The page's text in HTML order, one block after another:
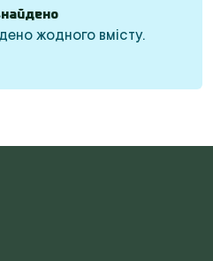
жодного вмісту.